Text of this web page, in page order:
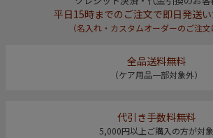
平日15時までのご注文で即日発送い
（名入れ・カスタムオーダーのご注文
全品送料無料
（ケア用品一部対象外）
代引き手数料無料
5,000円以上ご購入の方が対象